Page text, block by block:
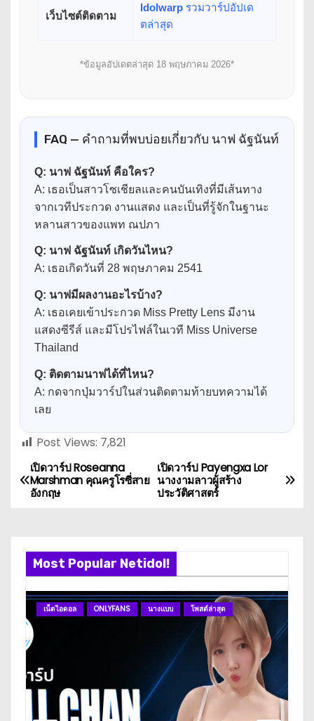
เว็บไซต์ติดตาม
Idolwarpรวมวาร์ปอัปเด
ตล่าสุด
*ข้อมูลอัปเดตล่าสุด 18 พฤษภาคม 2026*
FAQ — คำถามที่พบบ่อยเกี่ยวกับ นาฟ ฉัฐนันท์
Q: นาฟ ฉัฐนันท์ คือใคร?
A: เธอเป็นสาวโซเชียลและคนบันเทิงที่มีเส้นทาง
จากเวทีประกวด งานแสดง และเป็นที่รู้จักในฐานะ
หลานสาวของแพท ณปภา
Q: นาฟ ฉัฐนันท์ เกิดวันไหน?
A: เธอเกิดวันที่ 28 พฤษภาคม 2541
Q: นาฟมีผลงานอะไรบ้าง?
A: เธอเคยเข้าประกวด Miss Pretty Lens มีงาน
แสดงซีรีส์ และมีโปรไฟล์ในเวที Miss Universe
Thailand
Q: ติดตามนาฟได้ที่ไหน?
A: กดจากปุ่มวาร์ปในส่วนติดตามท้ายบทความได้
เลย
Post Views: 7,821
P
o
n
a
v
g
เปิดวาร์ป Payengxa Lor
นางงามลาวผู้สร้าง
ประวัติศาสตร์
เปิดวาร์ป Roseanna
Marshman คุณครูโรซี่สาย
อังกฤษ
Most Popular Netidol!
เน็ตไอดอล ONLYFANS นางแบบ โพสต์ล่าสุด